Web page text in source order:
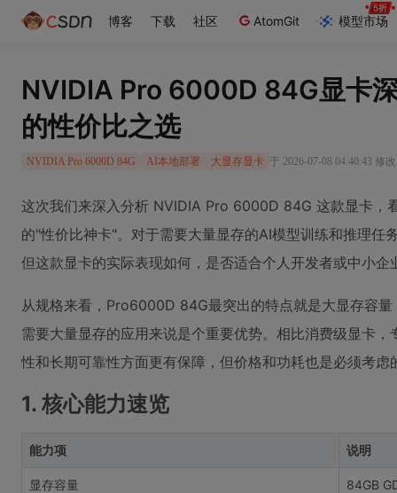
博客 下载 社区 AtomGit 模型市场
NVIDIA Pro 6000D 84G显卡
的性价比之选
NVIDIA Pro 6000D 84G AI本地部署 大显存显卡 于 2026-07-08 04:40:43 修改
这次我们来深入分析 NVIDIA Pro 6000D 84G 这款显卡，
的"性价比神卡"。对于需要大量显存的AI模型训练和推理任
但这款显卡的实际表现如何，是否适合个人开发者或中小
从规格来看，Pro6000D 84G最突出的特点就是大显存容
需要大量显存的应用来说是个重要优势。相比消费级显卡
性和长期可靠性方面更有保障，但价格和功耗也是必须考虑
1. 核心能力速览
能力项 说明
显存容量 84GB